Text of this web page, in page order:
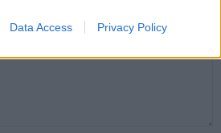
Data Access Privacy Policy